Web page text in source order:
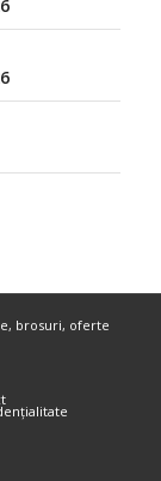
brosuri, oferte